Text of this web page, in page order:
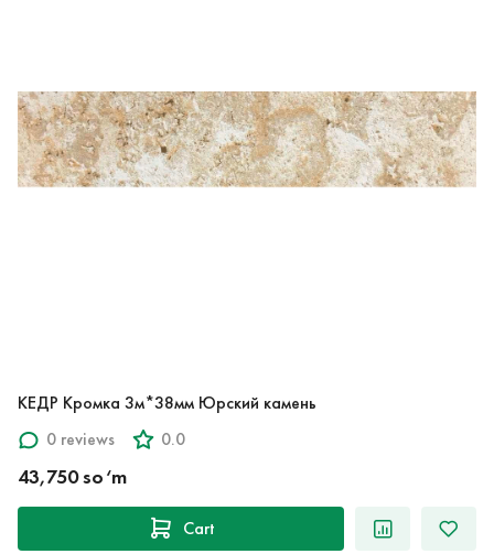
КЕДР Кромка 3м*38мм Юрский камень
0 reviews
0.0
43,750 so‘m
Cart